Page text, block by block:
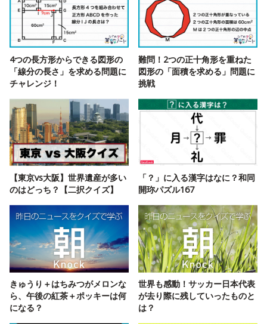
4つの長方形からできる図形の
「線分の長さ」を求める問題に
チャレンジ！
難問！2つの正十角形を重ねた
図形の「面積を求める」問題に
挑戦
【東京vs大阪】世界遺産が多い
のはどっち？【二択クイズ】
「？」に入る漢字はなに？和同
開珎パズル167
きゅうり＋はちみつがメロンな
ら、午後の紅茶＋ポッキーは何
になる？
世界も感動！サッカー日本代表
が去り際に残していったものと
は？